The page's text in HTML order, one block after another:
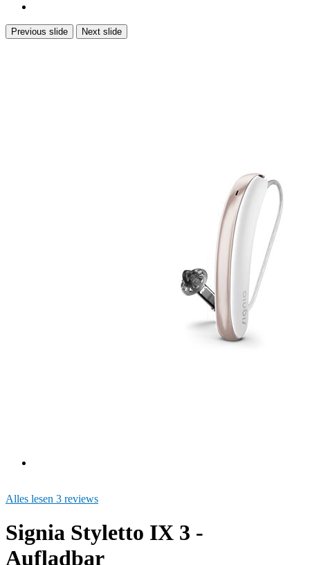
Previous slide Next slide
Alles lesen 3 reviews
Signia Styletto IX 3 -
Aufladbar